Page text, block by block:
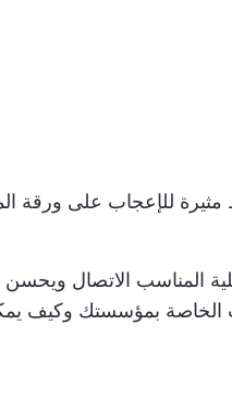
للإعجاب على ورقة
المناسب الاتصال ويحسن
الخاصة بمؤسستك وكيف